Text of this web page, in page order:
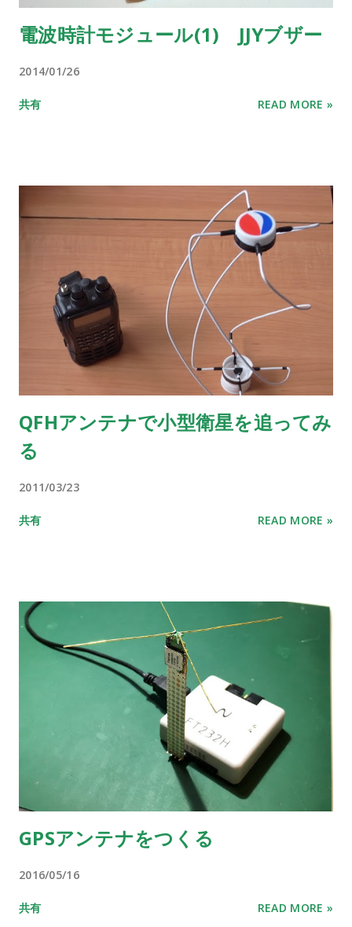
電波時計モジュール(1) JJYブザー
2014/01/26
共有 READ MORE »
QFHアンテナで小型衛星を追ってみ
る
2011/03/23
共有 READ MORE »
GPSアンテナをつくる
2016/05/16
共有 READ MORE »